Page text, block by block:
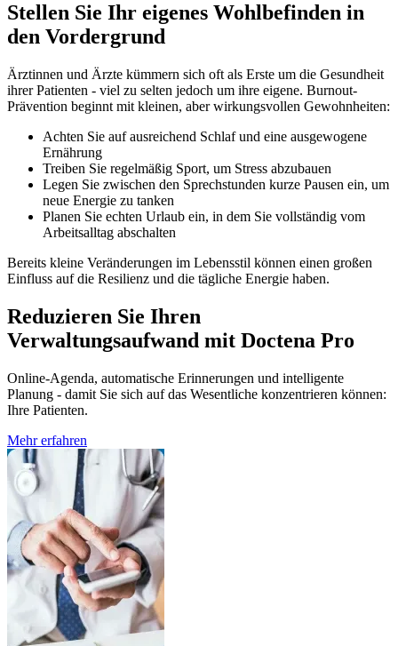
Stellen Sie Ihr eigenes Wohlbefinden in
den Vordergrund
Ärztinnen und Ärzte kümmern sich oft als Erste um die Gesundheit
ihrer Patienten - viel zu selten jedoch um ihre eigene. Burnout-
Prävention beginnt mit kleinen, aber wirkungsvollen Gewohnheiten:
Achten Sie auf ausreichend Schlaf und eine ausgewogene
Ernährung
Treiben Sie regelmäßig Sport, um Stress abzubauen
Legen Sie zwischen den Sprechstunden kurze Pausen ein, um
neue Energie zu tanken
Planen Sie echten Urlaub ein, in dem Sie vollständig vom
Arbeitsalltag abschalten
Bereits kleine Veränderungen im Lebensstil können einen großen
Einfluss auf die Resilienz und die tägliche Energie haben.
Reduzieren Sie Ihren
Verwaltungsaufwand mit Doctena Pro
Online-Agenda, automatische Erinnerungen und intelligente
Planung - damit Sie sich auf das Wesentliche konzentrieren können:
Ihre Patienten.
Mehr erfahren